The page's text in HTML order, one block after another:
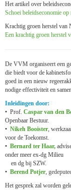
Het artikel over
Schoei beleidseconomie
Krachtig groen herstel van
Een krachtig groen herstel
De VVM organiseert een
die biedt voor de
goed in een nieuw
nodige effectiviteit en
Inleidingen door:
• Prof. Caspar van den
Openbaar Bestuur.
• Nikeh Booister,
voor de Toekomst.
• Bernard ter Haar,
onder meer ex-dg Milieu
en dg bij SZW.
• Berend Potjer,
Het gesprek zal worden